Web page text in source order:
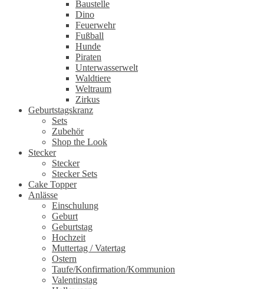
Baustelle
Dino
Feuerwehr
Fußball
Hunde
Piraten
Unterwasserwelt
Waldtiere
Weltraum
Zirkus
Geburtstagskranz
Sets
Zubehör
Shop the Look
Stecker
Stecker
Stecker Sets
Cake Topper
Anlässe
Einschulung
Geburt
Geburtstag
Hochzeit
Muttertag / Vatertag
Ostern
Taufe/Konfirmation/Kommunion
Valentinstag